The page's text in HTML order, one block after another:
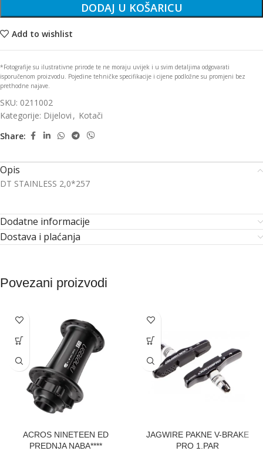
DODAJ U KOŠARICU
Add to wishlist
*Fotografije su ilustrativne prirode te ne moraju uvijek i u svim detaljima odgovarati
isporučenom proizvodu. Pojedine tehničke specifikacije i cijene podložne su promjeni bez
prethodne najave.
SKU: 0211002
Kategorije: Dijelovi , Kotači
Share:
Opis
DT STAINLESS 2,0*257
Dodatne informacije
Dostava i plaćanja
Povezani proizvodi
ACROS NINETEEN ED
PREDNJA NABA****
JAGWIRE PAKNE V-BRAKE
PRO 1.PAR